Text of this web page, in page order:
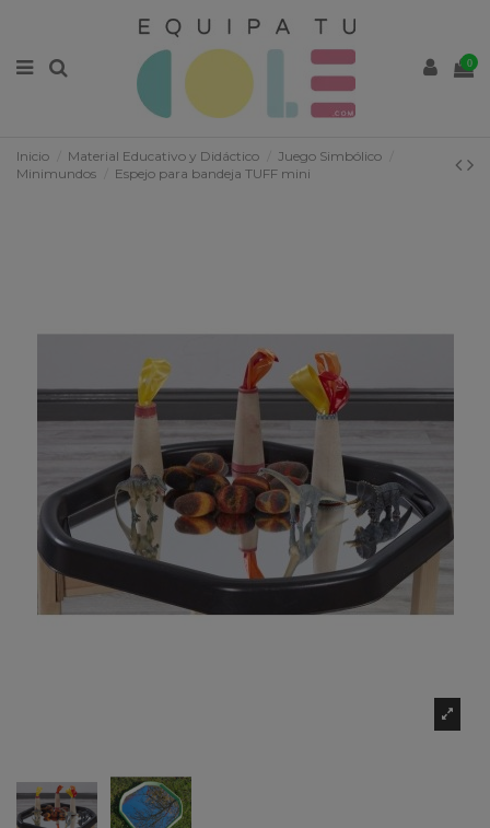
0
Inicio Material Educativo y Didáctico
Juego Simbólico
Minimundos
Espejo para bandeja TUFF mini